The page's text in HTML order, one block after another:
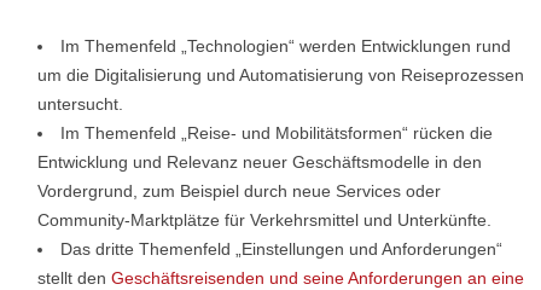
Im Themenfeld „Technologien“ werden Entwicklungen rund
um die Digitalisierung und Automatisierung von Reiseprozessen
untersucht.
Im Themenfeld „Reise- und Mobilitätsformen“ rücken die
Entwicklung und Relevanz neuer Geschäftsmodelle in den
Vordergrund, zum Beispiel durch neue Services oder
Community-Marktplätze für Verkehrsmittel und Unterkünfte.
Das dritte Themenfeld „Einstellungen und Anforderungen“
stellt den Geschäftsreisenden und seine Anforderungen an eine